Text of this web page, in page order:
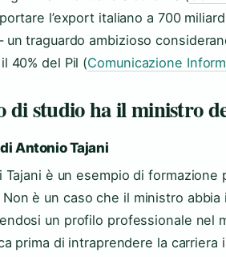
l’export italiano a 700
traguardo ambizioso
40% del Pil (Comunicazione Inform
di studio ha il ministro
Antonio Tajani
Tajani è un esempio di
Non è un caso che il ministro
un profilo professionale nel
prima di intraprendere la carriera